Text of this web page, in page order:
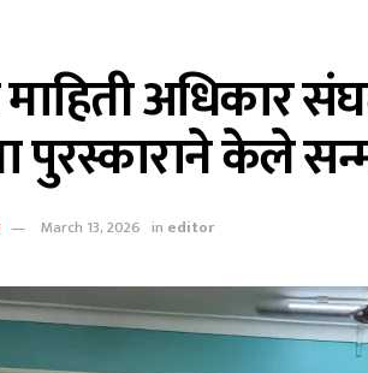
अधिकार
पुरस्काराने केले
March 13, 2026 in editor